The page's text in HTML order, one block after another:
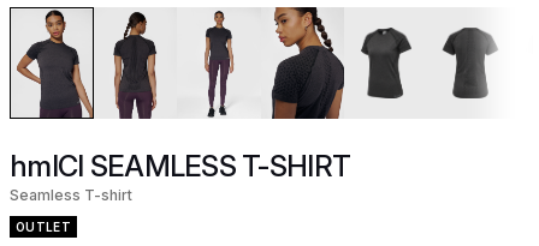
hmlCI SEAMLESS T-SHIRT
Seamless T-shirt
OUTLET